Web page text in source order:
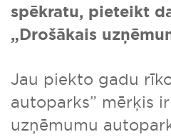
spēkratu, pieteikt
„Drošākais
Jau piekto gadu
autoparks” mērķis
uzņēmumu